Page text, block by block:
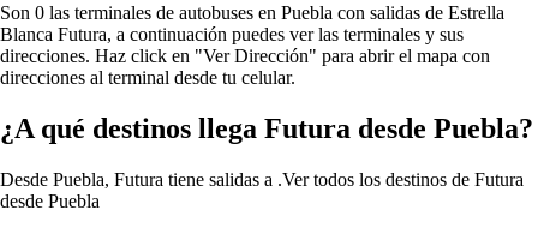
Son 0 las terminales de autobuses en Puebla con salidas de Estrella
Blanca Futura, a continuación puedes ver las terminales y sus
direcciones. Haz click en "Ver Dirección" para abrir el mapa con
direcciones al terminal desde tu celular.
¿A qué destinos llega Futura desde Puebla?
Desde Puebla, Futura tiene salidas a .Ver todos los destinos de Futura
desde Puebla